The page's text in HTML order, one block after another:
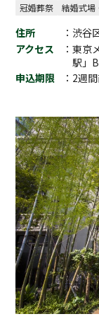
冠婚葬祭 結婚式場
住所
：渋谷
アクセス
：東京
駅」
申込期限
：2週